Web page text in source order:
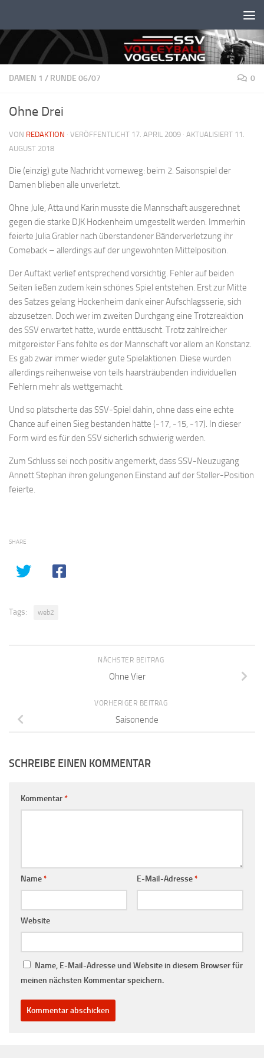
DAMEN 1 / RUNDE 06/07 0
Ohne Drei
VON REDAKTION · VERÖFFENTLICHT 17. APRIL 2009 · AKTUALISIERT 11.
AUGUST 2018
Die (einzig) gute Nachricht vorneweg: beim 2. Saisonspiel der
Damen blieben alle unverletzt.
Ohne Jule, Atta und Karin musste die Mannschaft ausgerechnet
gegen die starke DJK Hockenheim umgestellt werden. Immerhin
feierte Julia Grabler nach überstandener Bänderverletzung ihr
Comeback – allerdings auf der ungewohnten Mittelposition.
Der Auftakt verlief entsprechend vorsichtig. Fehler auf beiden
Seiten ließen zudem kein schönes Spiel entstehen. Erst zur Mitte
des Satzes gelang Hockenheim dank einer Aufschlagsserie, sich
abzusetzen. Doch wer im zweiten Durchgang eine Trotzreaktion
des SSV erwartet hatte, wurde enttäuscht. Trotz zahlreicher
mitgereister Fans fehlte es der Mannschaft vor allem an Konstanz.
Es gab zwar immer wieder gute Spielaktionen. Diese wurden
allerdings reihenweise von teils haarsträubenden individuellen
Fehlern mehr als wettgemacht.
Und so plätscherte das SSV-Spiel dahin, ohne dass eine echte
Chance auf einen Sieg bestanden hätte (-17, -15, -17). In dieser
Form wird es für den SSV sicherlich schwierig werden.
Zum Schluss sei noch positiv angemerkt, dass SSV-Neuzugang
Annett Stephan ihren gelungenen Einstand auf der Steller-Position
feierte.
SHARE
Tags: web2
NÄCHSTER BEITRAG
Ohne Vier
VORHERIGER BEITRAG
Saisonende
SCHREIBE EINEN KOMMENTAR
Kommentar*
Name* E-Mail-Adresse*
Website
Name, E-Mail-Adresse und Website in diesem Browser für
meinen nächsten Kommentar speichern.